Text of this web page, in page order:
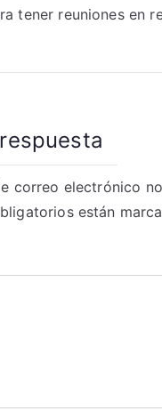
tener reuniones en
correo electrónico
están